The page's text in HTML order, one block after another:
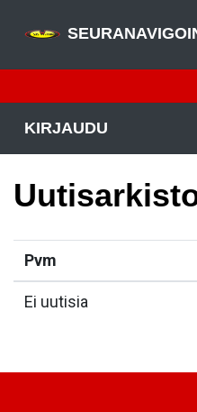
KIRJAUDU
Pvm
Ei uutisia